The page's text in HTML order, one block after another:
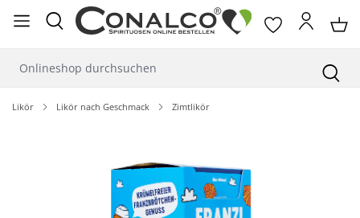
springen
Likör Likör nach Geschmack Zimtlikör